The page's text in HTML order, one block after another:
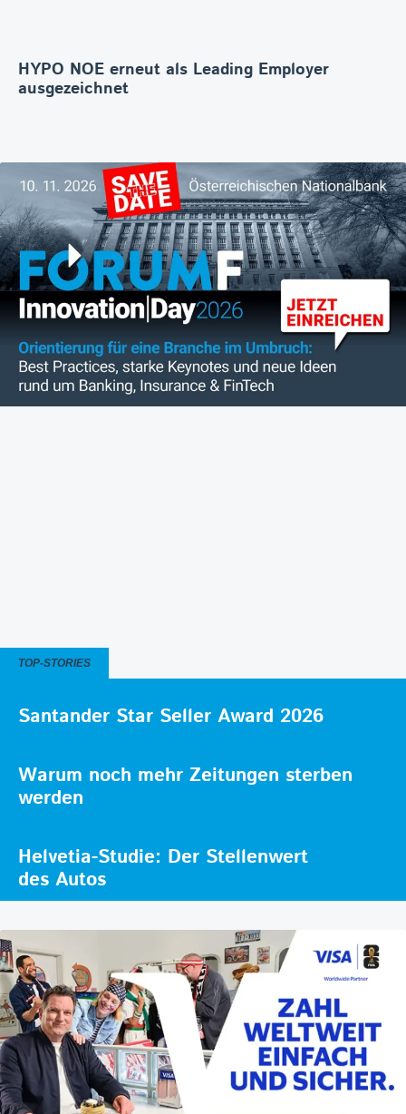
HYPO NOE erneut als Leading Employer
ausgezeichnet
TOP-STORIES
Santander Star Seller Award 2026
Warum noch mehr Zeitungen sterben
werden
Helvetia-Studie: Der Stellenwert
des Autos